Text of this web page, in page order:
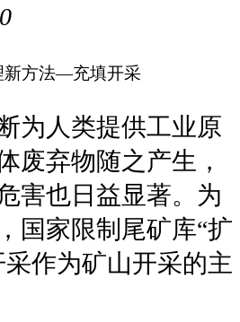
新方法—充填开采
为人类提供工业原
废弃物随之产生，
害也日益显著。为
国家限制尾矿库“扩
作为矿山开采的主